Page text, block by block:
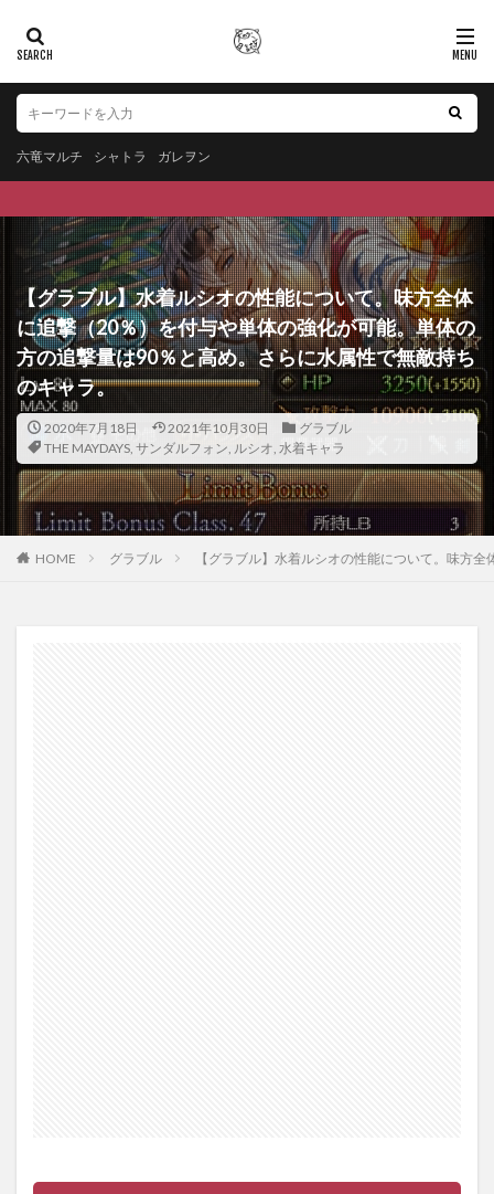
六竜マルチ シャトラ ガレヲン
【グラブル】水着ルシオの性能について。味方全体
に追撃（20％）を付与や単体の強化が可能。単体の
方の追撃量は90％と高め。さらに水属性で無敵持ち
のキャラ。
2020年7月18日 2021年10月30日
グラブル
THE MAYDAYS, サンダルフォン, ルシオ, 水着キャラ
HOME グラブル 【グラブル】水着ルシオの性能について。味方